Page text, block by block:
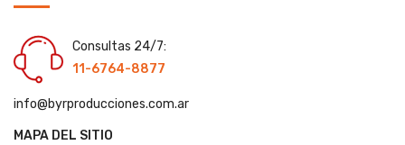
Consultas 24/7:
11-6764-8877
info@byrproducciones.com.ar
MAPA DEL SITIO